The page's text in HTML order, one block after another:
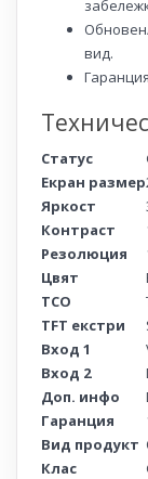
вид.
Статус
Екран размер
Яркост
Контраст
Резолюция
Цвят
TCO
TFT екстри
Вход 1
Вход 2
Доп. инфо
Гаранция
Вид продукт
Клас